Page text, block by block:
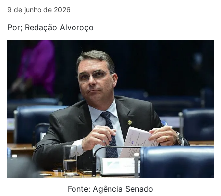
9 de junho de 2026
Por; Redação Alvoroço
Fonte: Agência Senado